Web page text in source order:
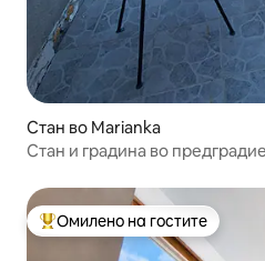
Стан во Marianka
Стан и градина во
Меѓу најуспешните „Омилени
Омилено на гостите